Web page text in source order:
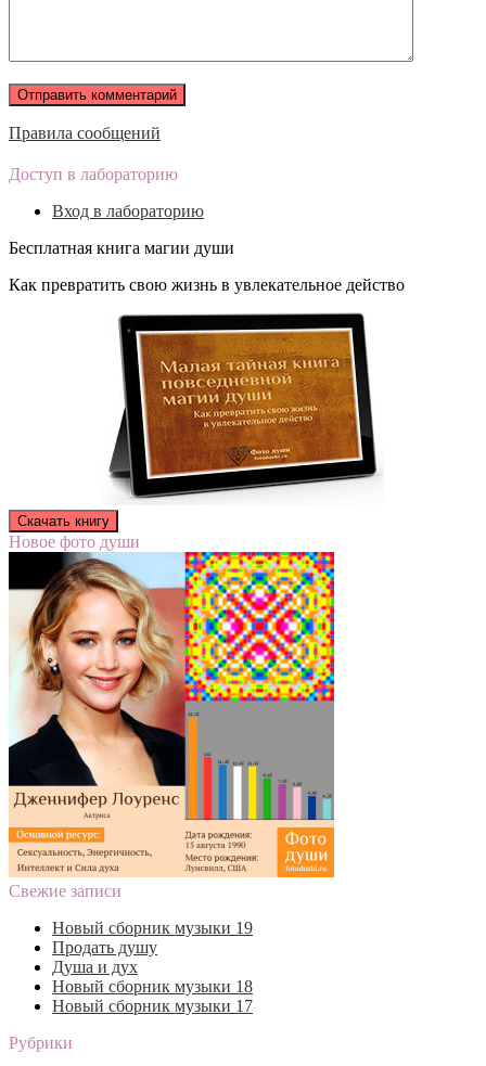
Правила сообщений
Доступ в лабораторию
Вход в лабораторию
Бесплатная книга магии души
Как превратить свою жизнь в увлекательное действо
Новое фото души
Свежие записи
Новый сборник музыки 19
Продать душу
Душа и дух
Новый сборник музыки 18
Новый сборник музыки 17
Рубрики